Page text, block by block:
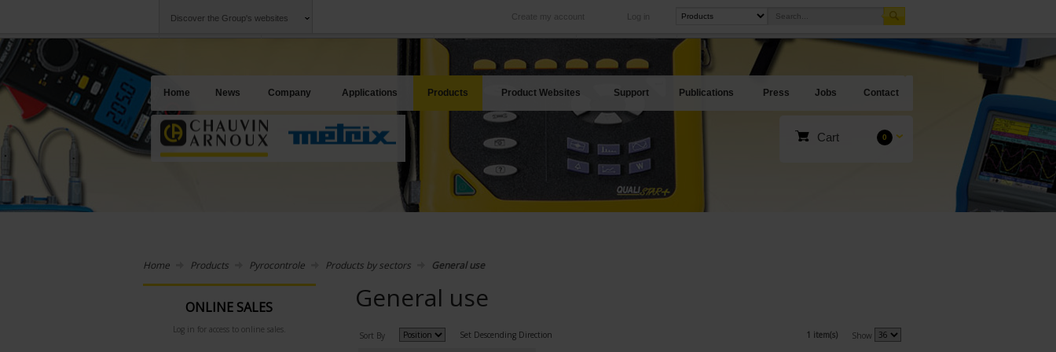
Discover the Group's websites Log in
Create my account
International
Our subsidiaries abroad
Our best offers
Home News Company Applications Products Product Websites Support Publications Press Jobs Contact
Cart 0
Home Products Pyrocontrole Products by sectors General use
ONLINE SALES
Log in for access to online sales.
General use
Sort By Set Descending Direction 1 item(s) Show